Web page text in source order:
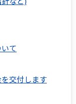
て
交付します